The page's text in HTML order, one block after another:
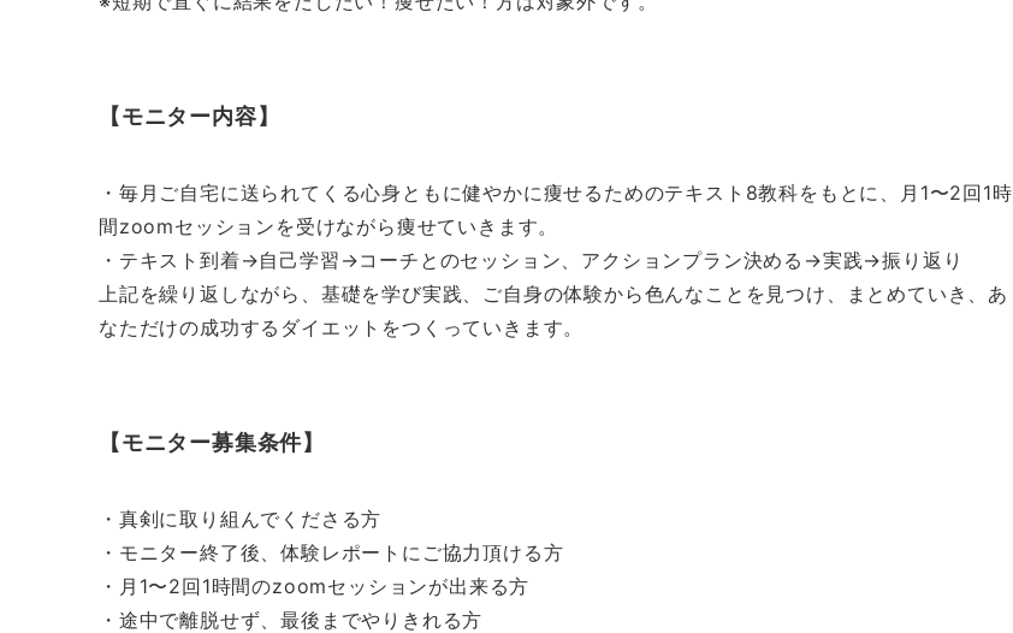
【モニター内容】
・毎月ご自宅に送られてくる心身ともに健やかに痩せるためのテキスト8教科をもとに、月1〜2回1時
間zoomセッションを受けながら痩せていきます。
・テキスト到着→自己学習→コーチとのセッション、アクションプラン決める→実践→振り返り
上記を繰り返しながら、基礎を学び実践、ご自身の体験から色んなことを見つけ、まとめていき、あ
なただけの成功するダイエットをつくっていきます。
【モニター募集条件】
・真剣に取り組んでくださる方
・モニター終了後、体験レポートにご協力頂ける方
・月1〜2回1時間のzoomセッションが出来る方
・途中で離脱せず、最後までやりきれる方